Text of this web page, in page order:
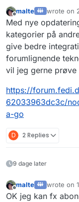
Offline
malte wrote on
sidst
Med nye
kategorier på
give bedre
forumlignende
vil jeg gerne prøve
https://
62033963dc3c/
a-go
D 2 Replies
9 dage later
Offline
malte wrote on
sidst
OK jeg kan fx